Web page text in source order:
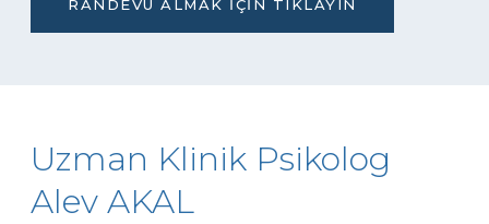
RANDEVU ALMAK İÇIN TIKLAYIN
Uzman Klinik Psikolog
Alev AKAL